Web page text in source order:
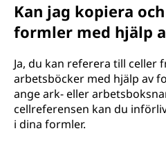
Kan jag kopiera
formler med hjälp
Ja, du kan referera till celler
arbetsböcker med hjälp av
ange ark- eller
cellreferensen kan du
i dina formler.